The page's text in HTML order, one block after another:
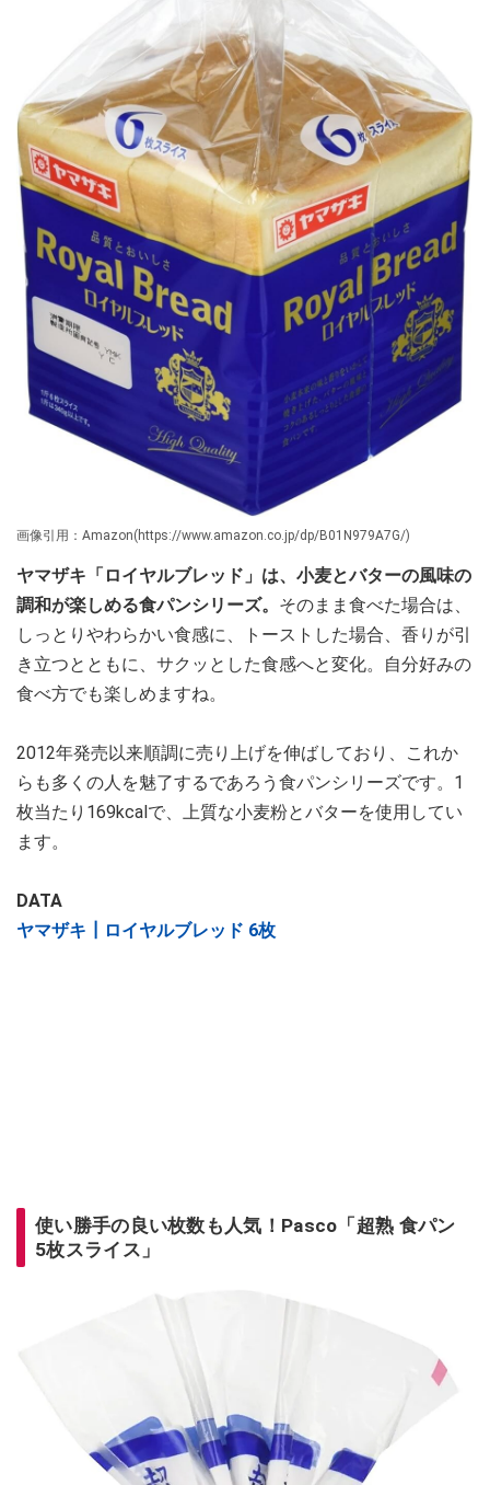
画像引用：Amazon(https://www.amazon.co.jp/dp/B01N979A7G/)
ヤマザキ「ロイヤルブレッド」は、小麦とバターの風味の
調和が楽しめる食パンシリーズ。 そのまま食べた場合は、
しっとりやわらかい食感に、トーストした場合、香りが引
き立つとともに、サクッとした食感へと変化。自分好みの
食べ方でも楽しめますね。
2012年発売以来順調に売り上げを伸ばしており、これか
らも多くの人を魅了するであろう食パンシリーズです。1
枚当たり169kcalで、上質な小麦粉とバターを使用してい
ます。
DATA
ヤマザキ┃ロイヤルブレッド 6枚
使い勝手の良い枚数も人気！Pasco「超熟 食パン
5枚スライス」